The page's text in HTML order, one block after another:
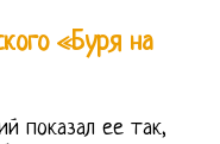
«Буря на
показал ее так,